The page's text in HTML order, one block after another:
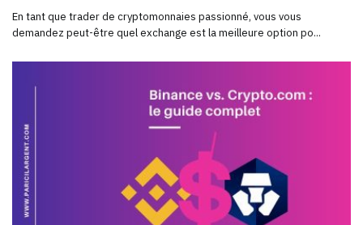
En tant que trader de cryptomonnaies passionné, vous vous
demandez peut-être quel exchange est la meilleure option po...